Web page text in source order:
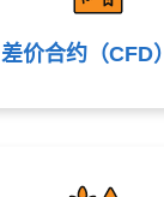
差价合约（CFD）